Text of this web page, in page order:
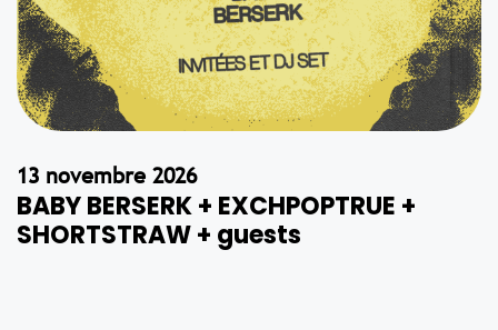
13 novembre 2026
BABY BERSERK + EXCHPOPTRUE +
SHORTSTRAW + guests